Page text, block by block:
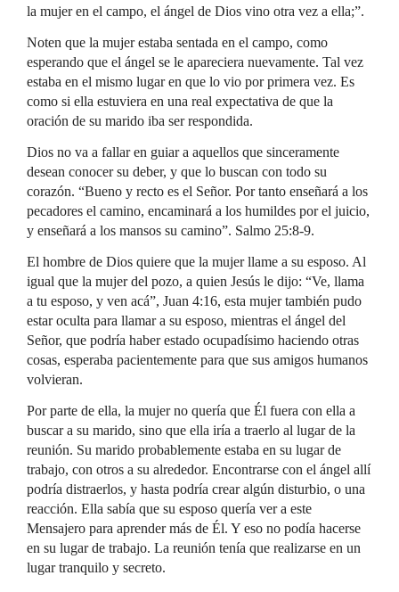
la mujer en el campo, el ángel de Dios vino otra vez a ella;”.
Noten que la mujer estaba sentada en el campo, como
esperando que el ángel se le apareciera nuevamente. Tal vez
estaba en el mismo lugar en que lo vio por primera vez. Es
como si ella estuviera en una real expectativa de que la
oración de su marido iba ser respondida.
Dios no va a fallar en guiar a aquellos que sinceramente
desean conocer su deber, y que lo buscan con todo su
corazón. “Bueno y recto es el Señor. Por tanto enseñará a los
pecadores el camino, encaminará a los humildes por el juicio,
y enseñará a los mansos su camino”. Salmo 25:8-9.
El hombre de Dios quiere que la mujer llame a su esposo. Al
igual que la mujer del pozo, a quien Jesús le dijo: “Ve, llama
a tu esposo, y ven acá”, Juan 4:16, esta mujer también pudo
estar oculta para llamar a su esposo, mientras el ángel del
Señor, que podría haber estado ocupadísimo haciendo otras
cosas, esperaba pacientemente para que sus amigos humanos
volvieran.
Por parte de ella, la mujer no quería que Él fuera con ella a
buscar a su marido, sino que ella iría a traerlo al lugar de la
reunión. Su marido probablemente estaba en su lugar de
trabajo, con otros a su alrededor. Encontrarse con el ángel allí
podría distraerlos, y hasta podría crear algún disturbio, o una
reacción. Ella sabía que su esposo quería ver a este
Mensajero para aprender más de Él. Y eso no podía hacerse
en su lugar de trabajo. La reunión tenía que realizarse en un
lugar tranquilo y secreto.